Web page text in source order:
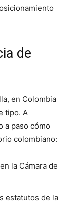
de
en Colombia
tipo. A
a paso cómo
colombiano:
la Cámara de
estatutos de la